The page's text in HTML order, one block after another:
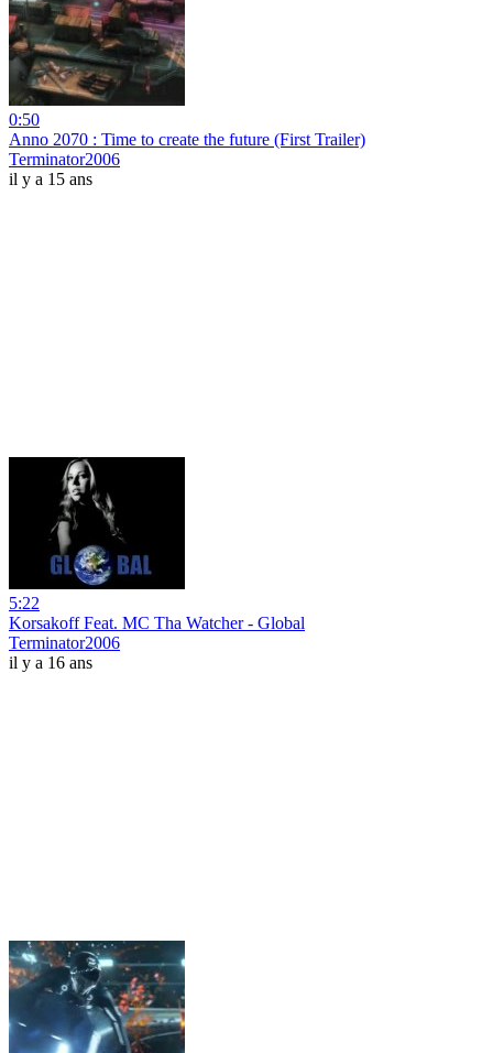
0:50
Anno 2070 : Time to create the future (First Trailer)
Terminator2006
il y a 15 ans
5:22
Korsakoff Feat. MC Tha Watcher - Global
Terminator2006
il y a 16 ans